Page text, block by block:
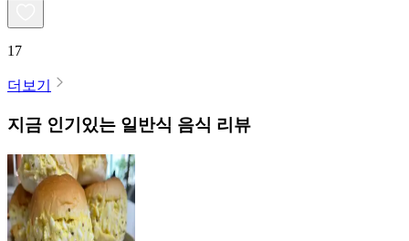
17
더보기
지금 인기있는 일반식 음식 리뷰